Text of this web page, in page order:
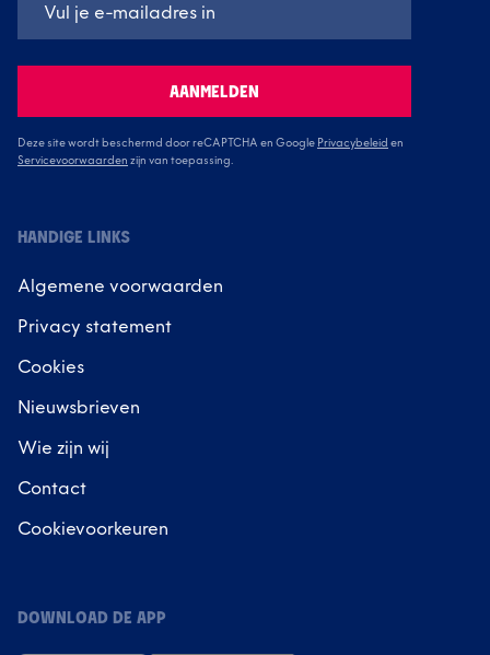
AANMELDEN
Deze site wordt beschermd door reCAPTCHA en Google Privacybeleid en
Servicevoorwaarden zijn van toepassing.
HANDIGE LINKS
Algemene voorwaarden
Privacy statement
Cookies
Nieuwsbrieven
Wie zijn wij
Contact
Cookievoorkeuren
DOWNLOAD DE APP